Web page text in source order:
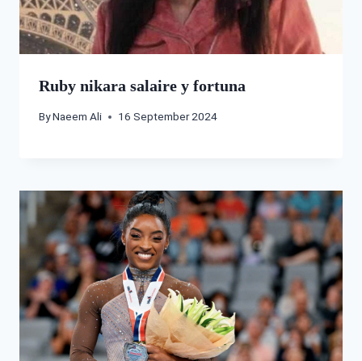
Ruby nikara salaire y fortuna
ByNaeem Ali 16 September 2024